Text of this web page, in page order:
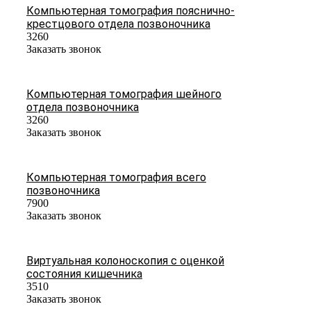
Компьютерная томография пояснично-
крестцового отдела позвоночника
3260
Заказать звонок
Компьютерная томография шейного
отдела позвоночника
3260
Заказать звонок
Компьютерная томография всего
позвоночника
7900
Заказать звонок
Виртуальная колоноскопия с оценкой
состояния кишечника
3510
Заказать звонок